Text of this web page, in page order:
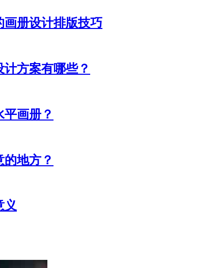
册设计排版技巧
方案有哪些？
画册？
地方？
义